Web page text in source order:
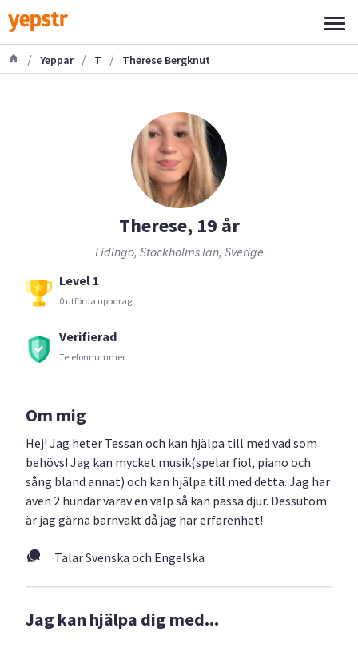
/ Yeppar / T / Therese Bergknut
Therese, 19 år
Lidingö, Stockholms län, Sverige
Level 1
0 utförda uppdrag
Verifierad
Telefonnummer
Om mig
Hej! Jag heter Tessan och kan hjälpa till med vad som
behövs! Jag kan mycket musik(spelar fiol, piano och
sång bland annat) och kan hjälpa till med detta. Jag har
även 2 hundar varav en valp så kan passa djur. Dessutom
är jag gärna barnvakt då jag har erfarenhet!
Talar Svenska och Engelska
Jag kan hjälpa dig med...